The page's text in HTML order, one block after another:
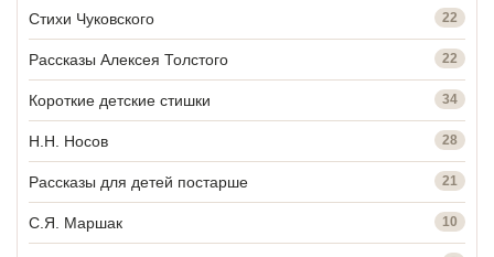
Стихи Чуковского 22
Рассказы Алексея Толстого 22
Короткие детские стишки 34
Н.Н. Носов 28
Рассказы для детей постарше 21
С.Я. Маршак 10